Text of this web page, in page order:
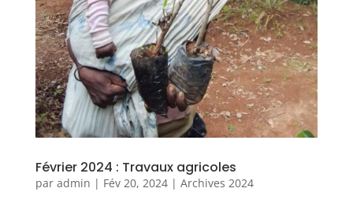
Février 2024 : Travaux agricoles
par admin | Fév 20, 2024| Archives 2024